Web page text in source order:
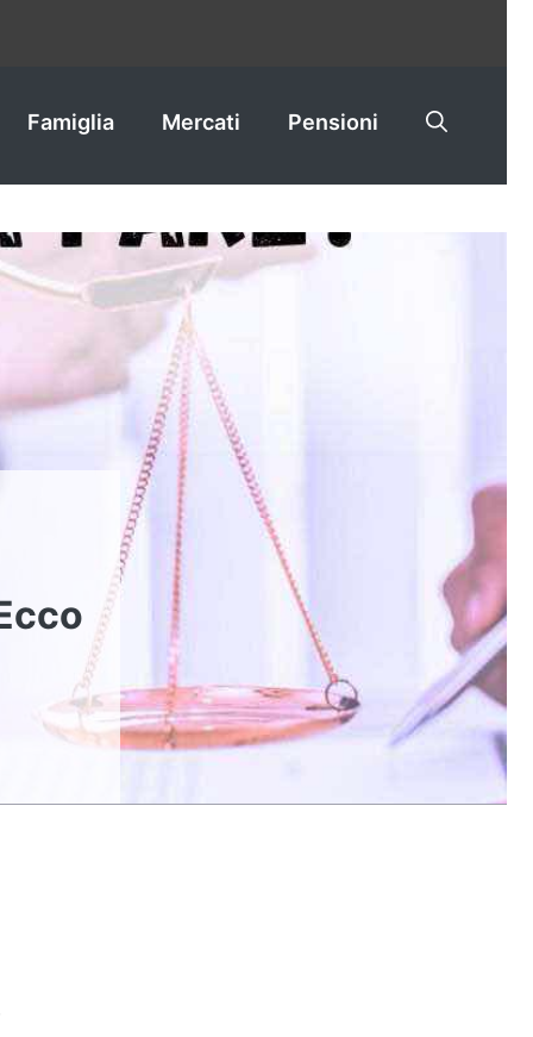
Famiglia Mercati Pensioni